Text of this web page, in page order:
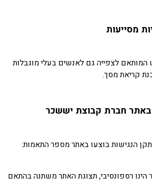
מסייעות
המותאם לצפייה גם לאנשים בעלי מוגבלות
קריאת מסך.
חברת קבוצת יששכר
הנגישות בוצעו באתר מספר התאמות:
הינו רספונסיבי, תצוגת האתר משתנה בהתאם